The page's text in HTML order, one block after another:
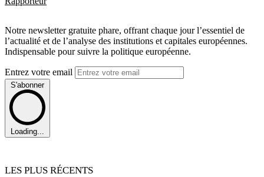
Notre newsletter gratuite phare, offrant chaque jour l’essentiel de
l’actualité et de l’analyse des institutions et capitales européennes.
Indispensable pour suivre la politique européenne.
Entrez votre email
S'abonner
Loading...
LES PLUS RÉCENTS